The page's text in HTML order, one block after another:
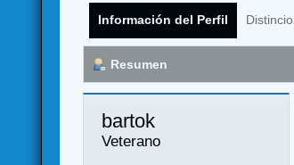
Información del Perfil
Resumen
bartok
Veterano